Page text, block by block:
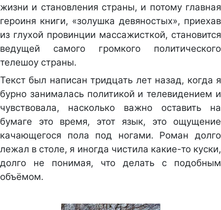
жизни и становления страны, и потому главная
героиня книги, «золушка девяностых», приехав
из глухой провинции массажисткой, становится
ведущей самого громкого политического
телешоу страны.
Текст был написан тридцать лет назад, когда я
бурно занималась политикой и телевидением и
чувствовала, насколько важно оставить на
бумаге это время, этот язык, это ощущение
качающегося пола под ногами. Роман долго
лежал в столе, я иногда чистила какие-то куски,
долго не понимая, что делать с подобным
объёмом.